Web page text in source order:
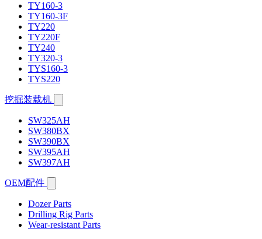
TY160-3
TY160-3F
TY220
TY220F
TY240
TY320-3
TYS160-3
TYS220
挖掘装载机
SW325AH
SW380BX
SW390BX
SW395AH
SW397AH
OEM配件
Dozer Parts
Drilling Rig Parts
Wear-resistant Parts